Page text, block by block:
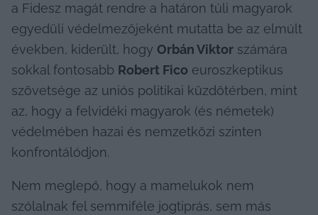
a Fidesz magát rendre a határon túli magyarok
egyedüli védelmezőjeként mutatta be az elmúlt
években, kiderült, hogy Orbán Viktor számára
sokkal fontosabb Robert Fico euroszkeptikus
szövetsége az uniós politikai küzdőtérben, mint
az, hogy a felvidéki magyarok (és németek)
védelmében hazai és nemzetközi szinten
konfrontálódjon.
Nem meglepő, hogy a mamelukok nem
szólalnak fel semmiféle jogtiprás, sem más